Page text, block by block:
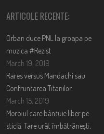
ARTICOLE RECENTE:
Orban duce PNL la groapa pe
muzica #Rezist
March 19, 2019
Rares versus Mandachi sau
Confruntarea Titanilor
March 15, 2019
Moroiul care bântuie liber pe
sticlă. Tare urât îmbătrânești,